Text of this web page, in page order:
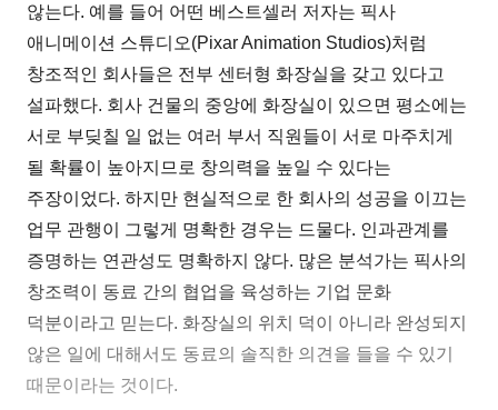
않는다. 예를 들어 어떤 베스트셀러 저자는 픽사
애니메이션 스튜디오(Pixar Animation Studios)처럼
창조적인 회사들은 전부 센터형 화장실을 갖고 있다고
설파했다. 회사 건물의 중앙에 화장실이 있으면 평소에는
서로 부딪칠 일 없는 여러 부서 직원들이 서로 마주치게
될 확률이 높아지므로 창의력을 높일 수 있다는
주장이었다. 하지만 현실적으로 한 회사의 성공을 이끄는
업무 관행이 그렇게 명확한 경우는 드물다. 인과관계를
증명하는 연관성도 명확하지 않다. 많은 분석가는 픽사의
창조력이 동료 간의 협업을 육성하는 기업 문화
덕분이라고 믿는다. 화장실의 위치 덕이 아니라 완성되지
않은 일에 대해서도 동료의 솔직한 의견을 들을 수 있기
때문이라는 것이다.